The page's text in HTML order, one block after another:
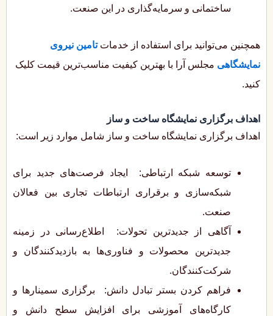
ساختمانی و سرمایه‌گذاری در این صنعت.
همچنین می‌توانید برای استفاده از خدماتتامین نیروی
نمایشگاهی مجلس آرا با بهترین کیفیت مناسب‌ترین قیمت کلیک
کنید.
اهداف برگزاری نمایشگاه ساخت و ساز
اهداف برگزاری نمایشگاه ساخت و ساز شامل موارد زیر است:
توسعه شبکه ارتباطی: ایجاد فرصت‌های جدید برای
شبکه‌سازی و برقراری ارتباطات تجاری بین فعالان
صنعت.
آگاهی از جدیدترین تحولات: اطلاع‌رسانی در زمینه
جدیدترین محصولات و فناوری‌ها به بازدیدکنندگان و
شرکت‌کنندگان.
فراهم کردن بستر تبادل دانش: برگزاری سمینارها و
کارگاه‌های آموزشی برای افزایش سطح دانش و